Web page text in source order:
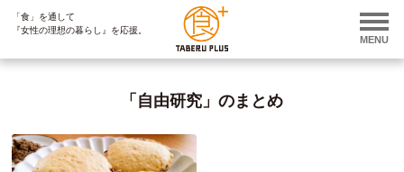
「食」を通して
『女性の理想の暮らし』を応援。
MENU
「自由研究」のまとめ